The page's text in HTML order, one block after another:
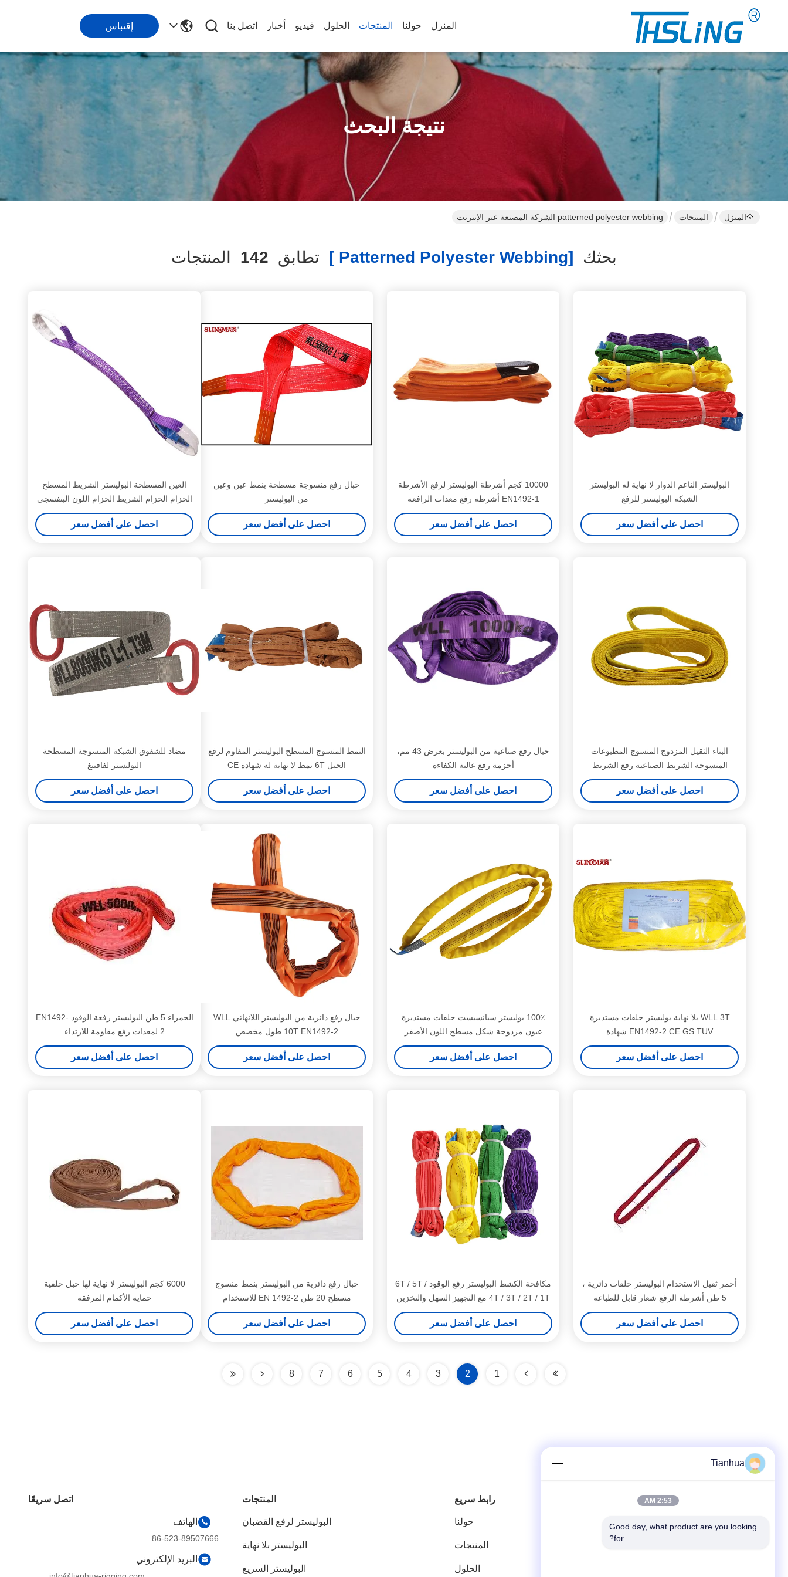
المنزل حولنا المنتجات الحلول فيديو أخبار اتصل بنا إقتباس
نتيجة البحث
المنزل المنتجات patterned polyester webbing الشركة المصنعة عبر الإنترنت
بحثك [patterned Polyester Webbing ] تطابق 142 المنتجات
البوليستر الناعم الدوار لا نهاية له البوليستر
الشبكة البوليستر للرفع
احصل على أفضل سعر
10000 كجم أشرطة البوليستر لرفع الأشرطة
EN1492-1 أشرطة رفع معدات الرافعة
احصل على أفضل سعر
حبال رفع منسوجة مسطحة بنمط عين وعين
من البوليستر
احصل على أفضل سعر
العين المسطحة البوليستر الشريط المسطح
الحزام الحزام الشريط الحزام اللون البنفسجي
احصل على أفضل سعر
البناء الثقيل المزدوج المنسوج المطبوعات
المنسوجة الشريط الصناعية رفع الشريط
احصل على أفضل سعر
حبال رفع صناعية من البوليستر بعرض 43 مم،
أحزمة رفع عالية الكفاءة
احصل على أفضل سعر
النمط المنسوج المسطح البوليستر المقاوم لرفع
الحبل 6T نمط لا نهاية له شهادة CE
احصل على أفضل سعر
مضاد للشقوق الشبكة المنسوجة المسطحة
البوليستر لفافينغ
احصل على أفضل سعر
WLL 3T بلا نهاية بوليستر حلقات مستديرة
EN1492-2 CE GS TUV شهادة
احصل على أفضل سعر
100٪ بوليستر سبانسيست حلقات مستديرة
عيون مزدوجة شكل مسطح اللون الأصفر
شهادة ISO
احصل على أفضل سعر
حبال رفع دائرية من البوليستر اللانهائي WLL
10T EN1492-2 طول مخصص
احصل على أفضل سعر
الحمراء 5 طن البوليستر رفعة الوقود EN1492-
2 لمعدات رفع مقاومة للارتداء
احصل على أفضل سعر
أحمر ثقيل الاستخدام البوليستر حلقات دائرية ،
5 طن أشرطة الرفع شعار قابل للطباعة
احصل على أفضل سعر
مكافحة الكشط البوليستر رفع الوقود 6T / 5T /
4T / 3T / 2T / 1T مع التجهيز السهل والتخزين
احصل على أفضل سعر
حبال رفع دائرية من البوليستر بنمط منسوج
مسطح 20 طن EN 1492-2 للاستخدام
الصناعي
احصل على أفضل سعر
6000 كجم البوليستر لا نهاية لها حبل حلقية
حماية الأكمام المرفقة
احصل على أفضل سعر
1
2
3
4
5
6
7
8
رابط سريع
حولنا
المنتجات
الحلول
المنتجات
البوليستر لرفع القضبان
البوليستر بلا نهاية
البوليستر السريع
اتصل سريعًا
الهاتف
86-523-89507666
البريد الإلكتروني
Tianhua
2:53 AM
Good day, what product are you looking
for?